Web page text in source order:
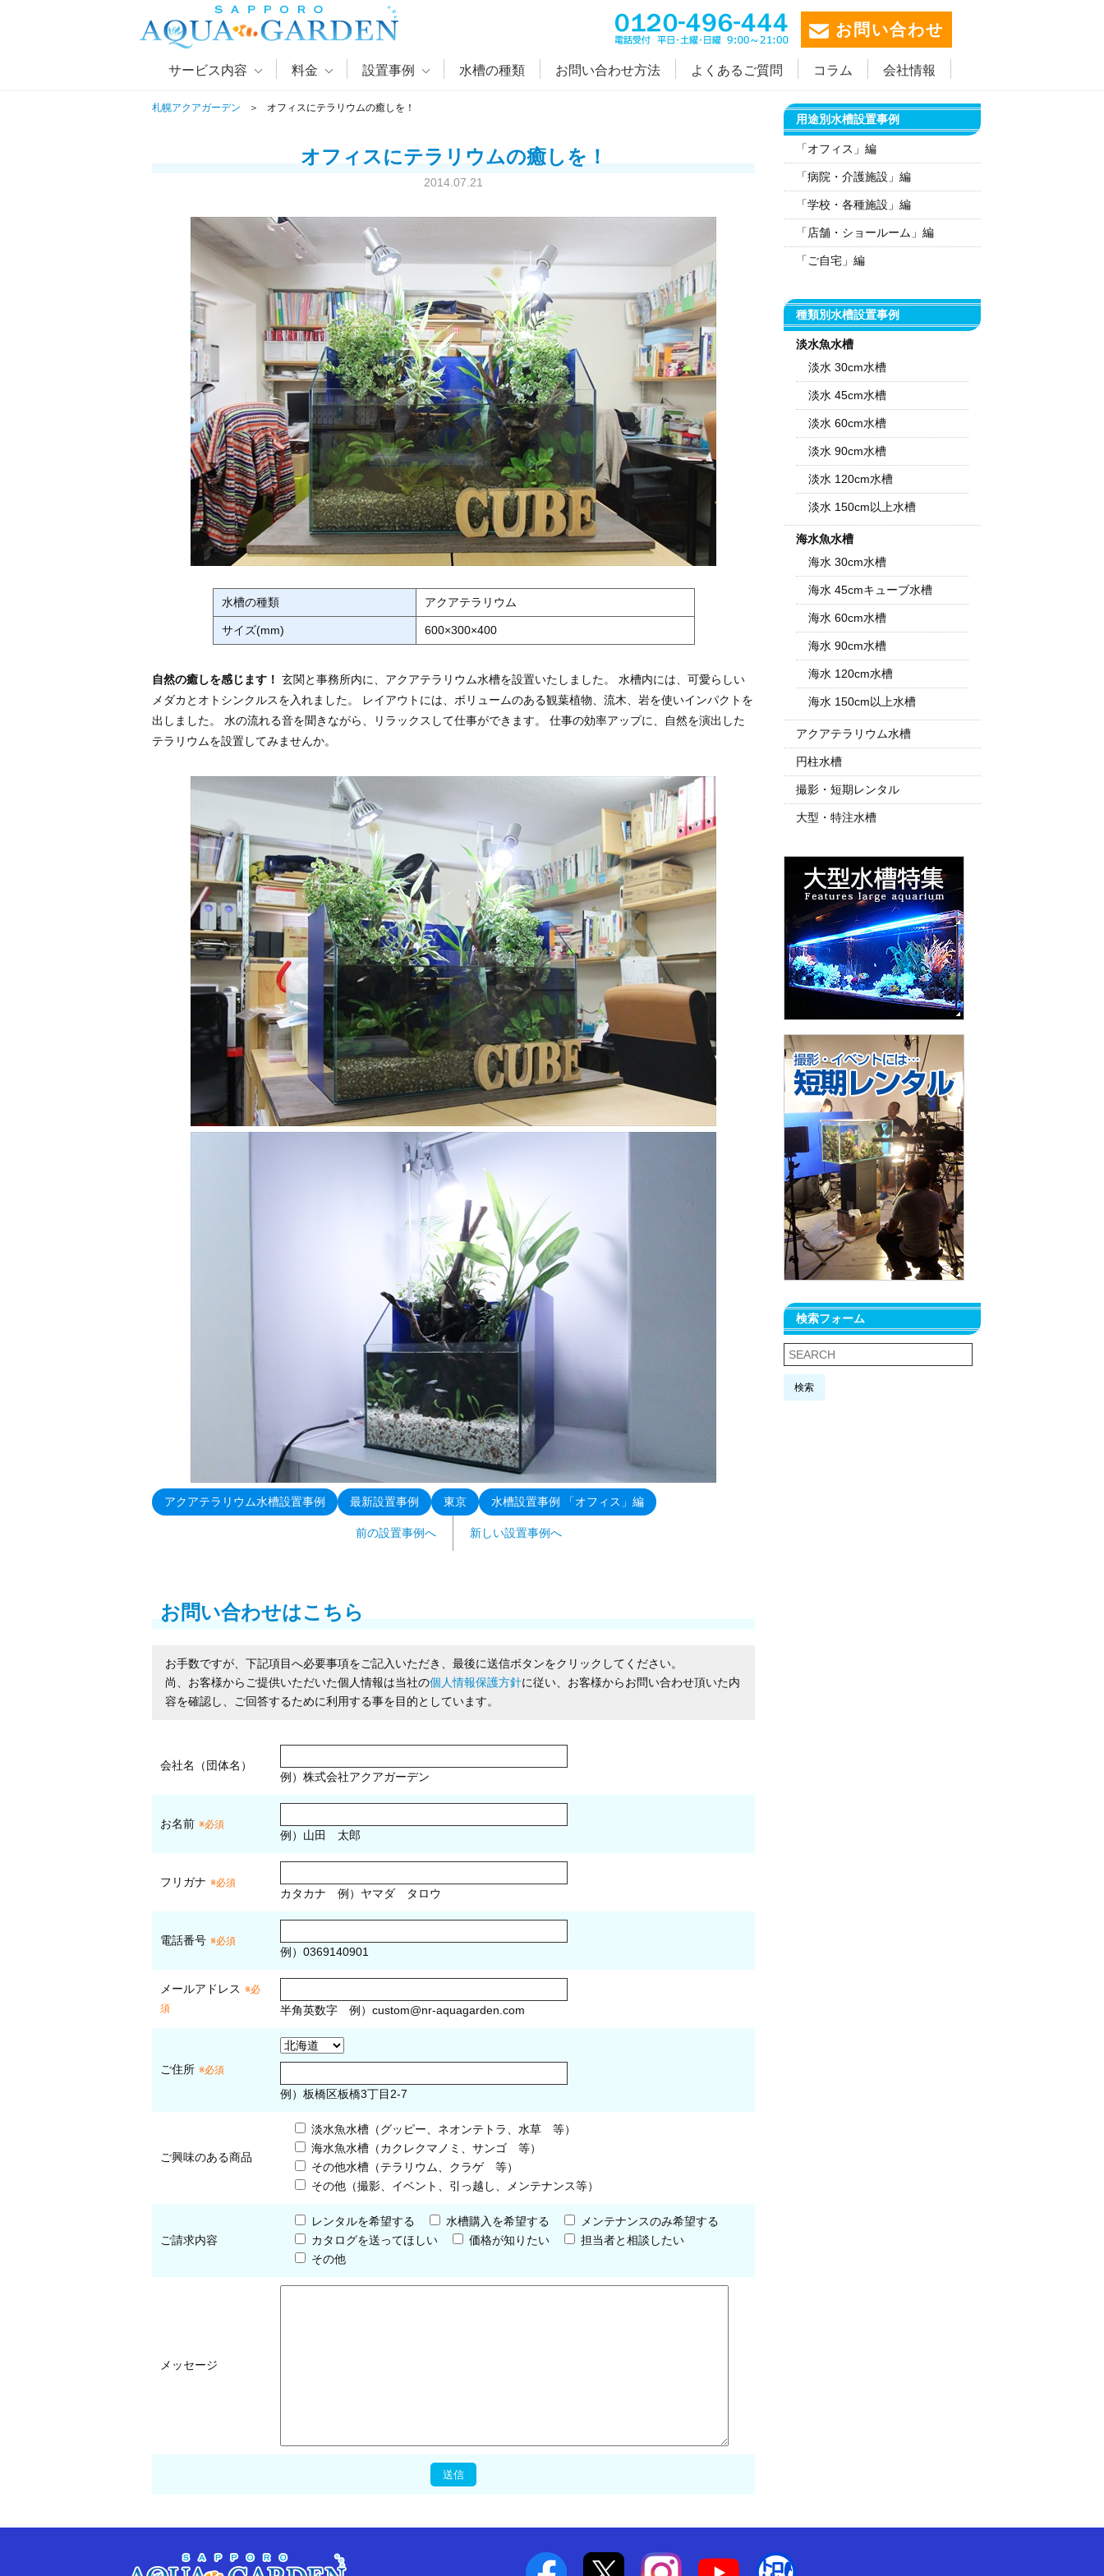
お問い合わせ
サービス内容 料金 設置事例 水槽の種類 お問い合わせ方法 よくあるご質問 コラム 会社情報
札幌アクアガーデン オフィスにテラリウムの癒しを！
オフィスにテラリウムの癒しを！
2014.07.21
水槽の種類 アクアテラリウム
サイズ(mm) 600×300×400
自然の癒しを感じます！ 玄関と事務所内に、アクアテラリウム水槽を設置いたしました。 水槽内には、可愛らしい
メダカとオトシンクルスを入れました。 レイアウトには、ボリュームのある観葉植物、流木、岩を使いインパクトを
出しました。 水の流れる音を聞きながら、リラックスして仕事ができます。 仕事の効率アップに、自然を演出した
テラリウムを設置してみませんか。
アクアテラリウム水槽設置事例 最新設置事例 東京 水槽設置事例 「オフィス」編
前の設置事例へ 新しい設置事例へ
お問い合わせはこちら
お手数ですが、下記項目へ必要事項をご記入いただき、最後に送信ボタンをクリックしてください。
尚、お客様からご提供いただいた個人情報は当社の個人情報保護方針に従い、お客様からお問い合わせ頂いた内
容を確認し、ご回答するために利用する事を目的としています。
会社名（団体名）
例）株式会社アクアガーデン
お名前 ※必須
例）山田 太郎
フリガナ ※必須
カタカナ 例）ヤマダ タロウ
電話番号 ※必須
例）0369140901
メールアドレス ※必
須
半角英数字 例） custom@nr-aquagarden.com
ご住所 ※必須
例）板橋区板橋3丁目2-7
ご興味のある商品
淡水魚水槽（グッピー、ネオンテトラ、水草 等）
海水魚水槽（カクレクマノミ、サンゴ 等）
その他水槽（テラリウム、クラゲ 等）
その他（撮影、イベント、引っ越し、メンテナンス等）
ご請求内容
レンタルを希望する 水槽購入を希望する
メンテナンスのみ希望する
カタログを送ってほしい
価格が知りたい
担当者と相談したい
その他
メッセージ
用途別水槽設置事例
「オフィス」編
「病院・介護施設」編
「学校・各種施設」編
「店舗・ショールーム」編
「ご自宅」編
種類別水槽設置事例
淡水魚水槽
淡水 30cm水槽
淡水 45cm水槽
淡水 60cm水槽
淡水 90cm水槽
淡水 120cm水槽
淡水 150cm以上水槽
海水魚水槽
海水 30cm水槽
海水 45cmキューブ水槽
海水 60cm水槽
海水 90cm水槽
海水 120cm水槽
海水 150cm以上水槽
アクアテラリウム水槽
円柱水槽
撮影・短期レンタル
大型・特注水槽
検索フォーム
検索